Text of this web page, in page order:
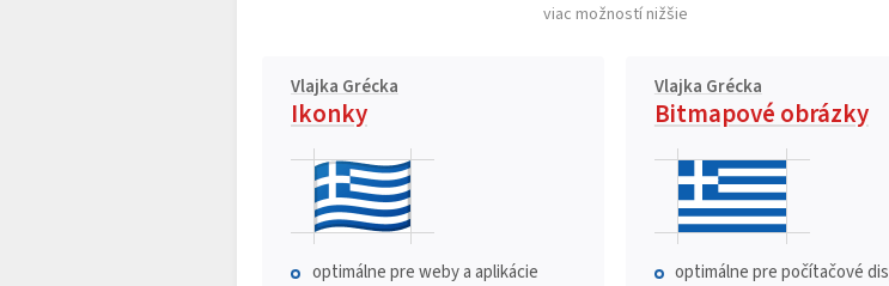
viac možností nižšie
Vlajka Grécka
Ikonky
optimálne pre weby a aplikácie
Vlajka Grécka
Bitmapové obrázky
optimálne pre počítačové